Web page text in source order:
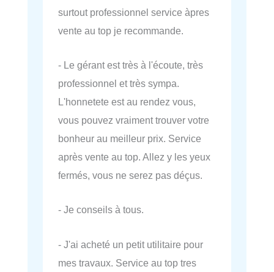
surtout professionnel service àpres
vente au top je recommande.
- Le gérant est très à l'écoute, très
professionnel et très sympa.
L'honnetete est au rendez vous,
vous pouvez vraiment trouver votre
bonheur au meilleur prix. Service
après vente au top. Allez y les yeux
fermés, vous ne serez pas déçus.
- Je conseils à tous.
- J'ai acheté un petit utilitaire pour
mes travaux. Service au top tres